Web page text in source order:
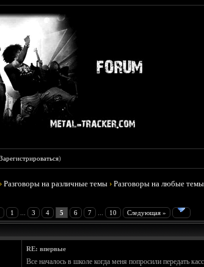
Зарегистрироваться)
›Разговоры на различные темы ›Разговоры на любые темы
1 3 4 5 6 7 10 Следующая »
Голосов: 0 - Средняя оценка: 0
1
2
3
4
5
RE: впервые
Все началось в школе когда меня попросили передать